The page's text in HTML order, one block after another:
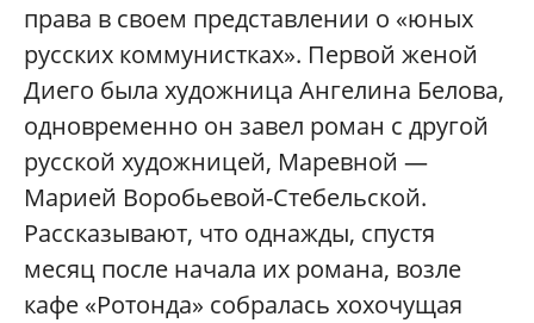
права в своем представлении о «юных
русских коммунистках». Первой женой
Диего была художница Ангелина Белова,
одновременно он завел роман с другой
русской художницей, Маревной —
Марией Воробьевой-Стебельской.
Рассказывают, что однажды, спустя
месяц после начала их романа, возле
кафе «Ротонда» собралась хохочущая